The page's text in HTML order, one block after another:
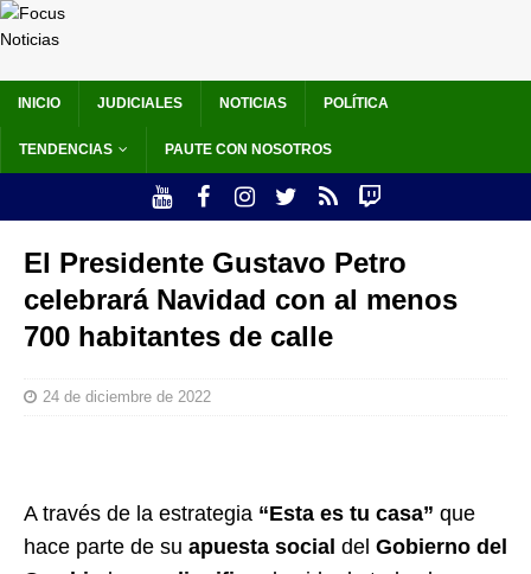
INICIO JUDICIALES NOTICIAS POLÍTICA
TENDENCIAS PAUTE CON NOSOTROS
El Presidente Gustavo Petro
celebrará Navidad con al menos
700 habitantes de calle
24 de diciembre de 2022
A través de la estrategia “Esta es tu casa” que
hace parte de su apuesta social del Gobierno del